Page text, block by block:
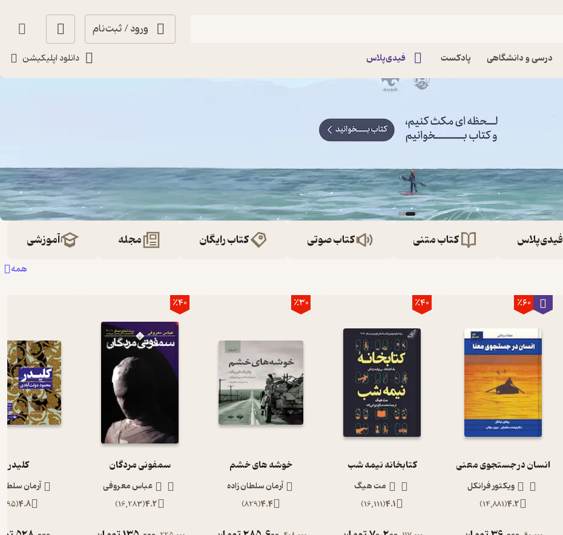
ورود / ثبت‌نام
درسی و دانشگاهی پادکست فیدی‌پلاس دانلود اپلیکیشن
فیدی‌پلاس کتاب متنی کتاب صوتی کتاب رایگان مجله آموزشی
همه
٪60
انسان در جستجوی معنی
ویکتور فرانکل
4.2
(
14,881
)
٪40
کتابخانه نیمه شب
مت هیگ
4.1
(
16,111
)
٪30
خوشه های خشم
آرمان سلطان زاده
4.4
(
829
)
٪40
سمفونی مردگان
عباس معروفی
4.2
(
16,283
)
کلیدر
آرمان
4.8
(
895